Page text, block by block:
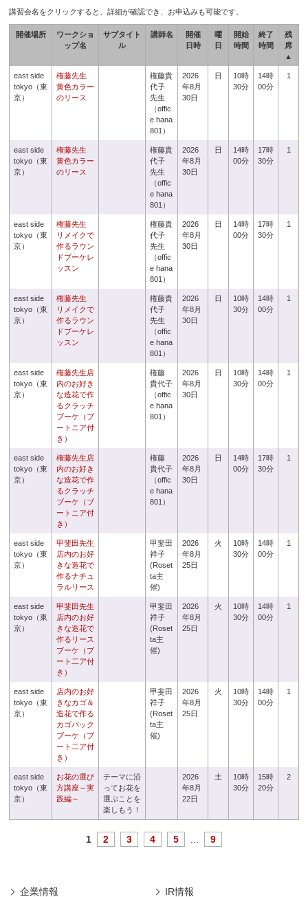
講習会名をクリックすると、詳細が確認でき、お申込みも可能です。
開催場所
ワークショ
ップ名
サブタイト
ル
講師名
開催
日時
曜
日
開始
時間
終了
時間
残
席
▲
east side
tokyo（東
京）
権藤先生
黄色カラー
のリース
権藤貴
代子
先生
（offic
e hana
801）
2026
年8月
30日
日
10時
30分
14時
00分
1
east side
tokyo（東
京）
権藤先生
黄色カラー
のリース
権藤貴
代子
先生
（offic
e hana
801）
2026
年8月
30日
日
14時
00分
17時
30分
1
east side
tokyo（東
京）
権藤先生
リメイクで
作るラウン
ドブーケレ
ッスン
権藤貴
代子
先生
（offic
e hana
801）
2026
年8月
30日
日
14時
00分
17時
30分
1
east side
tokyo（東
京）
権藤先生
リメイクで
作るラウン
ドブーケレ
ッスン
権藤貴
代子
先生
（offic
e hana
801）
2026
年8月
30日
日
10時
30分
14時
00分
1
east side
tokyo（東
京）
権藤先生店
内のお好き
な造花で作
るクラッチ
ブーケ（ブ
ートニア付
き）
権藤
貴代子
（offic
e hana
801）
2026
年8月
30日
日
10時
30分
14時
00分
1
east side
tokyo（東
京）
権藤先生店
内のお好き
な造花で作
るクラッチ
ブーケ（ブ
ートニア付
き）
権藤
貴代子
（offic
e hana
801）
2026
年8月
30日
日
14時
00分
17時
30分
1
east side
tokyo（東
京）
甲斐田先生
店内のお好
きな造花で
作るナチュ
ラルリース
甲斐田
祥子
(Roset
ta主
催)
2026
年8月
25日
火
10時
30分
14時
00分
1
east side
tokyo（東
京）
甲斐田先生
店内のお好
きな造花で
作るリース
ブーケ（ブ
ート二ア付
き）
甲斐田
祥子
(Roset
ta主
催)
2026
年8月
25日
火
10時
30分
14時
00分
1
east side
tokyo（東
京）
店内のお好
きなカゴ＆
造花で作る
カゴバック
ブーケ（ブ
ート二ア付
き）
甲斐田
祥子
(Roset
ta主
催)
2026
年8月
25日
火
10時
30分
14時
00分
1
east side
tokyo（東
京）
お花の選び
方講座～実
践編～
テーマに沿
ってお花を
選ぶことを
楽しもう！
2026
年8月
22日
土
10時
30分
15時
20分
2
1 2 3 4 5 9
企業情報 IR情報